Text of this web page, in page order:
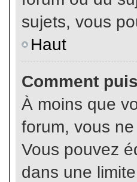
sujets, vous
Haut
Comment
À moins que
forum, vous
Vous pouvez
dans une